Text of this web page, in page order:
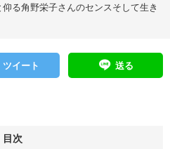
る角野栄子さんのセンスそして生き
ツイート 送る
目次